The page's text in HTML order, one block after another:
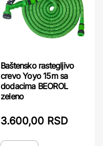
Baštensko rastegljivo
crevo Yoyo 15m sa
dodacima BEOROL
zeleno
3.600,00 RSD